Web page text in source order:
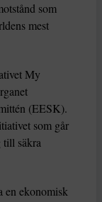
som
mest
My
(EESK).
som går
till säkra
en ekonomisk